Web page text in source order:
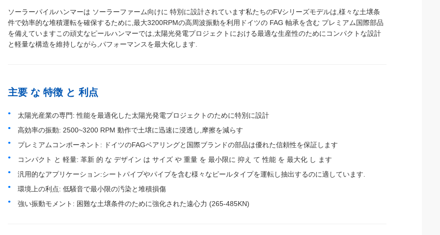
ソーラーパイルハンマーは ソーラーファーム向けに 特別に設計されています私たちのFVシリーズモデルは,様々な土壌条
件で効率的な堆積運転を確保するために,最大3200RPMの高周波振動を利用ドイツの FAG 軸承を含む プレミアム国際部品
を備えていますこの頑丈なピールハンマーでは,太陽光発電プロジェクトにおける最適な生産性のためにコンパクトな設計
と軽量な構造を維持しながら,パフォーマンスを最大化します.
主要 な 特徴 と 利点
太陽光産業の専門: 性能を最適化した太陽光発電プロジェクトのために特別に設計
高効率の振動: 2500~3200 RPM 動作で土壌に迅速に浸透し,摩擦を減らす
プレミアムコンポーネント: ドイツのFAGベアリングと国際ブランドの部品は優れた信頼性を保証します
コンパクト と 軽量: 革新 的 な デザイン は サイズ や 重量 を 最小限に 抑え て 性能 を 最大化 し ます
汎用的なアプリケーション:シートパイプやパイプを含む様々なピールタイプを運転し抽出するのに適しています.
環境上の利点: 低騒音で最小限の汚染と堆積損傷
強い振動モメント: 困難な土壌条件のために強化された遠心力 (265-485KN)